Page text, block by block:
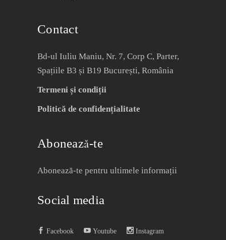
Contact
Bd-ul Iuliu Maniu, Nr. 7, Corp C, Parter,
Spațiile B3 și B19 București, România
Termeni și condiții
Politică de confidențialitate
Abonează-te
Abonează-te pentru ultimele informații
Social media
Facebook Youtube Instagram